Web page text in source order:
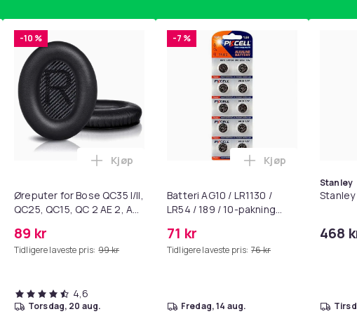
stikkontaktene med pålitelige deksler.
lett tilgjengelige stikkontakter.
og Schuko-plugger ( Type F)
av barn og kjæledyr.
2cb1d673-0b21-4014-af76-3cd5544736eb
- mage- og kjernetrening, yoga og hjemmegymnastikk
- Fidget Spinners med Sugekopp for Barn i handlekurven
-10 %
Øreputer for Bose QC35 I/II,
QC25, QC15, QC 2 AE 2, AE
SoundLink Black
89 kr
Tidligere laveste pris: 99 kr
Legg Øreputer for Bose QC35 I/II, QC25, QC15,
Kjøp
4,6
torsdag, 20 aug.
-7 %
Batteri AG10 / LR1130 /
LR54 / 189 / 10-pakning
71 kr
Tidligere laveste pris: 76 kr
Legg Batteri
Kjøp
fredag, 14 aug.
Stanley
468